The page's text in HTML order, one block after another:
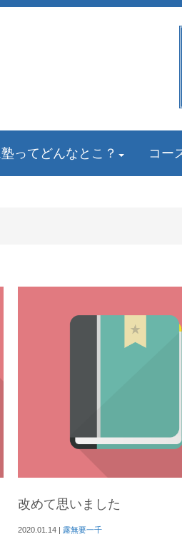
ってどんなとこ？ コー
改めて思いました
2020.01.14| 露無要一千